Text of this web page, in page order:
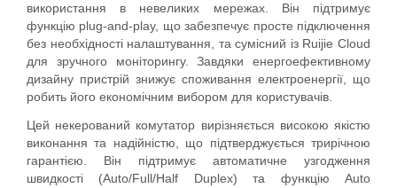
використання в невеликих мережах. Він підтримує
функцію plug-and-play, що забезпечує просте підключення
без необхідності налаштування, та сумісний із Ruijie Cloud
для зручного моніторингу. Завдяки енергоефективному
дизайну пристрій знижує споживання електроенергії, що
робить його економічним вибором для користувачів.
Цей некерований комутатор вирізняється високою якістю
виконання та надійністю, що підтверджується трирічною
гарантією. Він підтримує автоматичне узгодження
швидкості (Auto/Full/Half Duplex) та функцію Auto